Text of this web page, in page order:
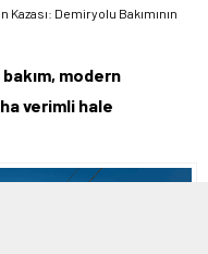
Kazası: Demiryolu Bakımının
modern
verimli hale